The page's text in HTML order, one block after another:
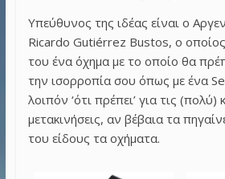
Υπεύθυνος της ιδέας είναι ο
Ricardo Gutiérrez Bustos, ο
του ένα όχημα με το οποίο θα
την ισορροπία σου όπως με ένα
λοιπόν ‘ότι πρέπει’ για τις (πολύ)
μετακινήσεις, αν βέβαια τα
του είδους τα οχήματα.